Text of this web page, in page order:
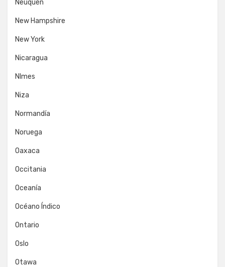
Neuquén
New Hampshire
New York
Nicaragua
NImes
Niza
Normandía
Noruega
Oaxaca
Occitania
Oceanía
Océano Índico
Ontario
Oslo
Otawa